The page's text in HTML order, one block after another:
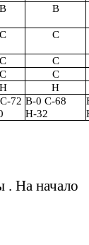
В В
С С
С
С
С
С
Н
Н
72 В-0 С-68
Н-32
. На начало